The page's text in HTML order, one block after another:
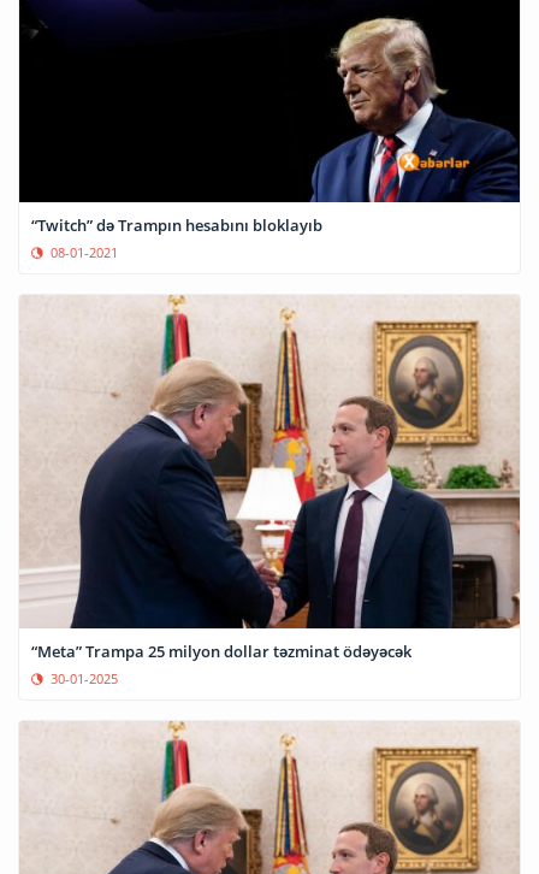
“Twitch” də Trampın hesabını bloklayıb
08-01-2021
“Meta” Trampa 25 milyon dollar təzminat ödəyəcək
30-01-2025